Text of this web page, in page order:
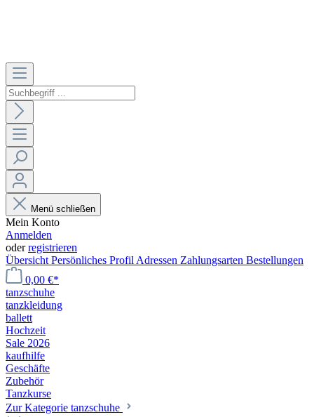
Menü schließen
Mein Konto
Anmelden
oderregistrieren
Übersicht Persönliches Profil Adressen Zahlungsarten Bestellungen
0,00 €*
tanzschuhe
tanzkleidung
ballett
Hochzeit
Sale 2026
kaufhilfe
Geschäfte
Zubehör
Tanzkurse
Zur Kategorie tanzschuhe